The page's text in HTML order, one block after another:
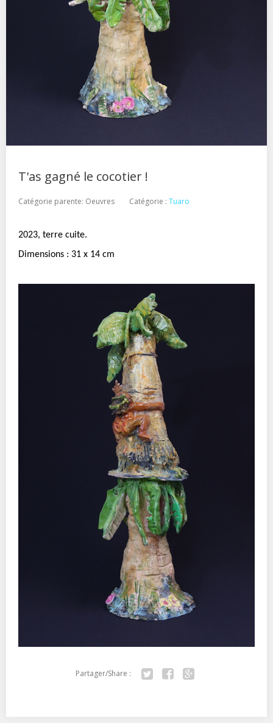
T'as gagné le cocotier !
Catégorie parente: Oeuvres Catégorie : Tuaro
2023, terre cuite.
Dimensions : 31 x 14 cm
Partager/Share :